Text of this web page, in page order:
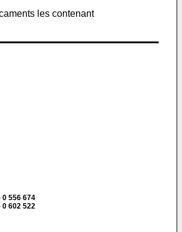
les contenant
0 556 674
0 602 522